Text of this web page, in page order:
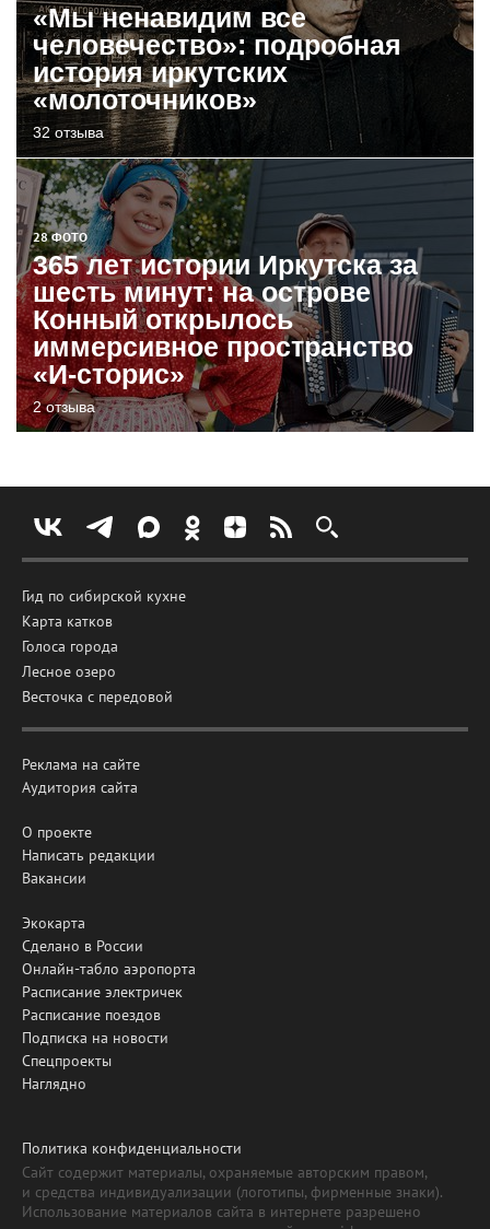
«Мы ненавидим все
человечество»: подробная
история иркутских
«молоточников»
32 отзыва
28 ФОТО
365 лет истории Иркутска за
шесть минут: на острове
Конный открылось
иммерсивное пространство
«И-сторис»
2 отзыва
Гид по сибирской кухне
Карта катков
Голоса города
Лесное озеро
Весточка с передовой
Реклама на сайте
Аудитория сайта
О проекте
Написать редакции
Вакансии
Экокарта
Сделано в России
Онлайн-табло аэропорта
Расписание электричек
Расписание поездов
Подписка на новости
Спецпроекты
Наглядно
Политика конфиденциальности
Сайт содержит материалы, охраняемые авторским правом,
и средства индивидуализации (логотипы, фирменные знаки).
Использование материалов сайта в интернете разрешено